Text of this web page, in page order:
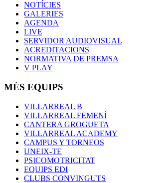
NOTÍCIES
GALERIES
AGENDA
LIVE
SERVIDOR AUDIOVISUAL
ACREDITACIONS
NORMATIVA DE PREMSA
V PLAY
MÉS EQUIPS
VILLARREAL B
VILLARREAL FEMENÍ
CANTERA GROGUETA
VILLARREAL ACADEMY
CAMPUS Y TORNEOS
UNEIX-TE
PSICOMOTRICITAT
EQUIPS EDI
CLUBS CONVINGUTS